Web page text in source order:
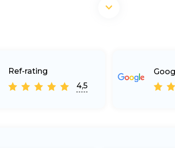
Ref-rating
4,5